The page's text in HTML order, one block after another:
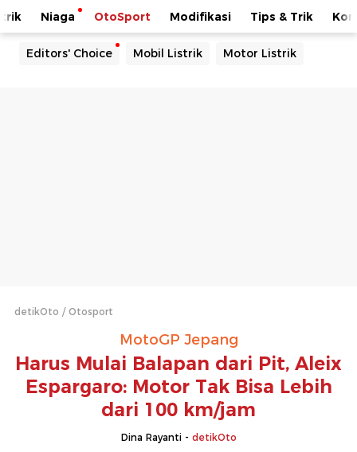
Niaga OtoSport Modifikasi Tips & Trik
Editors' Choice Mobil Listrik Motor Listrik
detikOto Otosport
MotoGP Jepang
Harus Mulai Balapan dari Pit, Aleix
Espargaro: Motor Tak Bisa Lebih
dari 100 km/jam
Dina Rayanti - detikOto